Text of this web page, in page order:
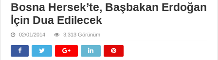
Bosna Hersek’te, Başbakan Erdoğan
İçin Dua Edilecek
02/01/2014 3,313 Görünüm